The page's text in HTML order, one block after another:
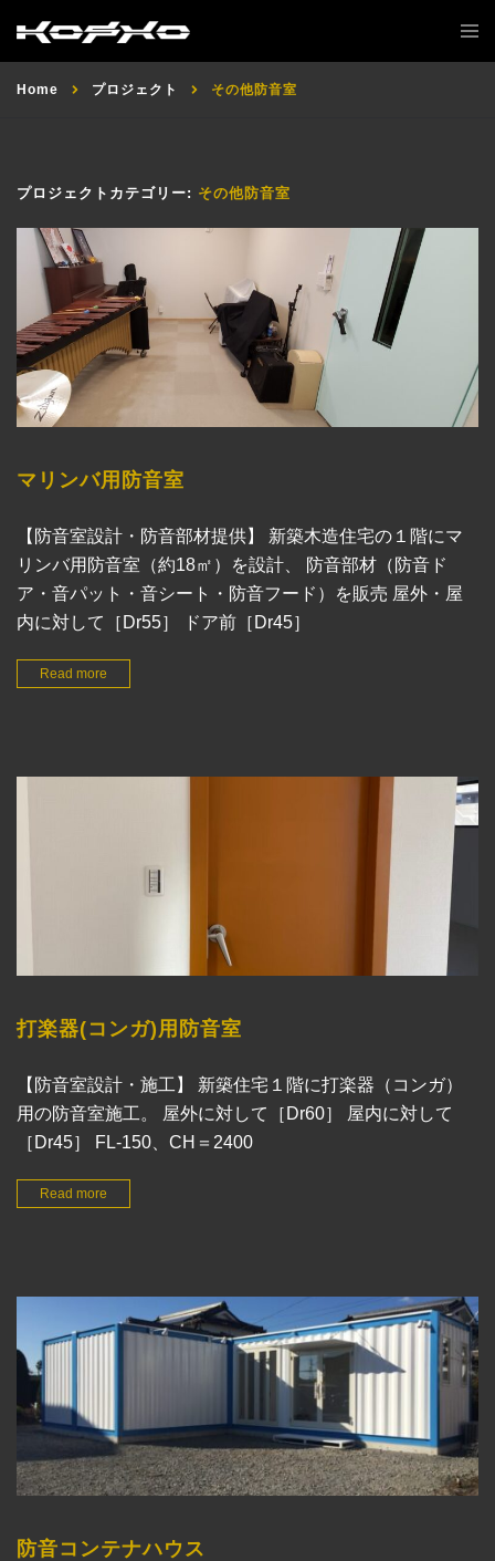
Home プロジェクト その他防音室
プロジェクトカテゴリー: その他防音室
マリンバ用防音室
【防音室設計・防音部材提供】 新築木造住宅の１階にマ
リンバ用防音室（約18㎡）を設計、 防音部材（防音ド
ア・音パット・音シート・防音フード）を販売 屋外・屋
内に対して［Dr55］ ドア前［Dr45］
Read more
打楽器(コンガ)用防音室
【防音室設計・施工】 新築住宅１階に打楽器（コンガ）
用の防音室施工。 屋外に対して［Dr60］ 屋内に対して
［Dr45］ FL-150、CH＝2400
Read more
防音コンテナハウス